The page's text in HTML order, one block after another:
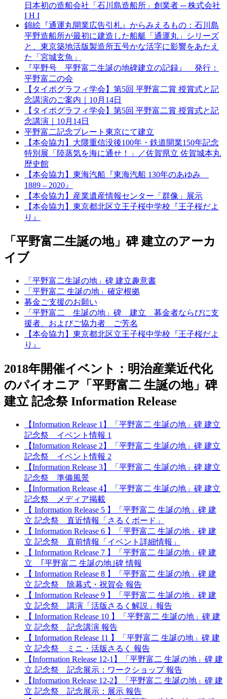
日本初の造船会社「石川島造船所」創業者 ─ 株式会社
I H I
錦絵『通運丸開業広告引札』からみえるもの：石川島
平野造船所が最初に建造した船艇「通運丸」シリーズ
と、東京築地活版製造所五号かな活字に影響をあたえ
た「宮城玄魚」
『平野号 平野富二生誕の地碑建立の記録』 発行：
平野富二の会
【タイポグラフィ学会】第5回 平野富二賞 授賞式と記
念講演のご案内｜10月14日
【タイポグラフィ学会】第5回 平野富二賞 授賞式と記
念講演｜10月14日
平野富二記念プレート東京にて建立
【本会協力】大隈重信没後100年・鉄道開業150年記念
特別展「陸蒸気を海に通せ！」／佐賀県立 佐賀城本丸
歴史館
【本会協力】東海汽船『東海汽船 130年のあゆみ
1889 – 2020』
【本会協力】産業遺産情報センター「群像」展示
【本会協力】東京都北区立王子桜中学校『王子桜だよ
り』
「平野富二生誕の地」碑 建立のアーカ
イブ
「平野富二生誕の地」碑 建立趣意書
「平野富二 生誕の地」確定根拠
募金ご支援のお願い
「平野富二 生誕の地」碑 建立 募金者ならびに支
援者、およびご協力者 ご芳名
【本会協力】東京都北区立王子桜中学校『王子桜だよ
り』
2018年開催イベント：明治産業近代化
のパイオニア「平野富二 生誕の地」碑
建立 記念祭 Information Release
【Information Release 1】「平野富二 生誕の地」碑 建立
記念祭 イベント情報 1
【Information Release 2】「平野富二 生誕の地」碑 建立
記念祭 イベント情報 2
【Information Release 3】「平野富二 生誕の地」碑 建立
記念祭 準備風景
【Information Release 4】「平野富二 生誕の地」碑 建立
記念祭 メディア掲載
【 Information Release 5 】「平野富二 生誕の地」碑 建
立 記念祭 直近情報「さるくボード」
【 Information Release 6 】「平野富二 生誕の地」碑 建
立 記念祭 直前情報「イベント詳細情報」
【 Information Release 7 】「平野富二 生誕の地」碑 建
立 ｢平野富二 生誕の地｣碑 情報
【 Information Release 8 】「平野富二 生誕の地」碑 建
立 記念祭 除幕式・祝賀会 報告
【 Information Release 9 】「平野富二 生誕の地」碑 建
立 記念祭 講演「活版さるく解説」報告
【 Information Release 10 】「平野富二 生誕の地」碑 建
立 記念祭 記念講演 報告
【 Information Release 11 】「平野富二 生誕の地」碑 建
立 記念祭 ミニ・活版さるく 報告
【Information Release 12-1】「平野富二 生誕の地」碑 建
立 記念祭 記念展示：ワークショップ 報告
【Information Release 12-2】「平野富二 生誕の地」碑 建
立 記念祭 記念展示：展示 報告